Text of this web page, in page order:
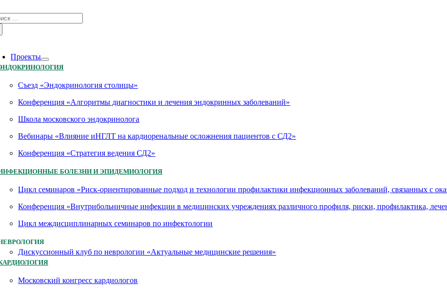
to
content
Проекты
Съезд «Эндокринология столицы»
Конференция «Алгоритмы диагностики и лечения эндокринных заболеваний»
Школа московского эндокринолога
Вебинары «Влияние иНГЛТ на кардиоренальные осложнения пациентов с СД2»
Конференция «Стратегия ведения СД2»
БОЛЕЗНИ И ЭПИДЕМИОЛОГИЯ
Цикл семинаров «Риск-ориентированные подход и технологии профилактики инфекционных заболеваний, связанных с
Конференция «Внутрибольничные инфекции в медицинских учреждениях различного профиля, риски, профилактика,
Цикл междисциплинарных семинаров по инфектологии
Дискуссионный клуб по неврологии «Актуальные медицинские решения»
Московский конгресс кардиологов